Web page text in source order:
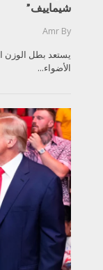
شيماييف”
By
Amr
يستعد بطل الوزن
الأضواء...